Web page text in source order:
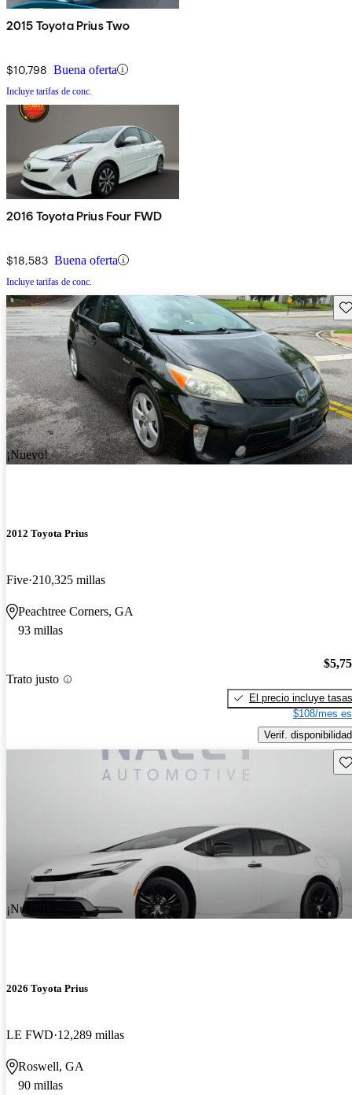
2015 Toyota Prius Two
$10,798 Buena oferta
Incluye tarifas de conc.
2016 Toyota Prius Four FWD
$18,583 Buena oferta
Incluye tarifas de conc.
¡Nuevo!
2012 Toyota Prius
Five 210,325 millas
Peachtree Corners, GA
93 millas
Trato justo
El precio incluye tasas
$108/mes
Verif. disponibilidad
¡Nuevo!
2026 Toyota Prius
LE FWD 12,289 millas
Roswell, GA
90 millas